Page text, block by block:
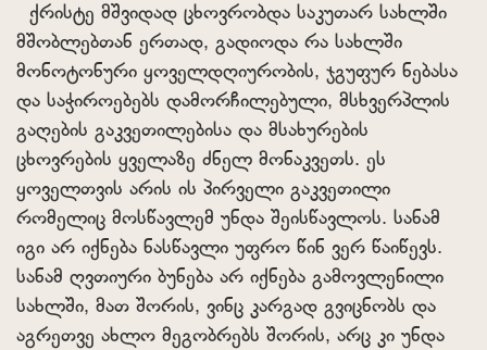
ქრისტე მშვიდად ცხოვრობდა საკუთარ სახლში
მშობლებთან ერთად, გადიოდა რა სახლში
მონოტონური ყოველდღიურობის, ჯგუფურ ნებასა
და საჭიროებებს დამორჩილებული, მსხვერპლის
გაღების გაკვეთილებისა და მსახურების
ცხოვრების ყველაზე ძნელ მონაკვეთს. ეს
ყოველთვის არის ის პირველი გაკვეთილი
რომელიც მოსწავლემ უნდა შეისწავლოს. სანამ
იგი არ იქნება ნასწავლი უფრო წინ ვერ წაიწევს.
სანამ ღვთიური ბუნება არ იქნება გამოვლენილი
სახლში, მათ შორის, ვინც კარგად გვიცნობს და
აგრეთვე ახლო მეგობრებს შორის, არც კი უნდა